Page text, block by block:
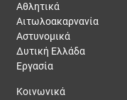
Αθλητικά
Αιτωλοακαρνανία
Αστυνομικά
Δυτική Ελλάδα
Εργασία
Κοινωνικά